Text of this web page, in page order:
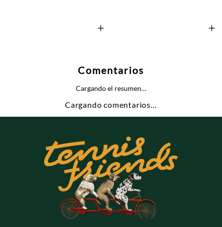
+ +
Comentarios
Cargando el resumen…
Cargando comentarios…